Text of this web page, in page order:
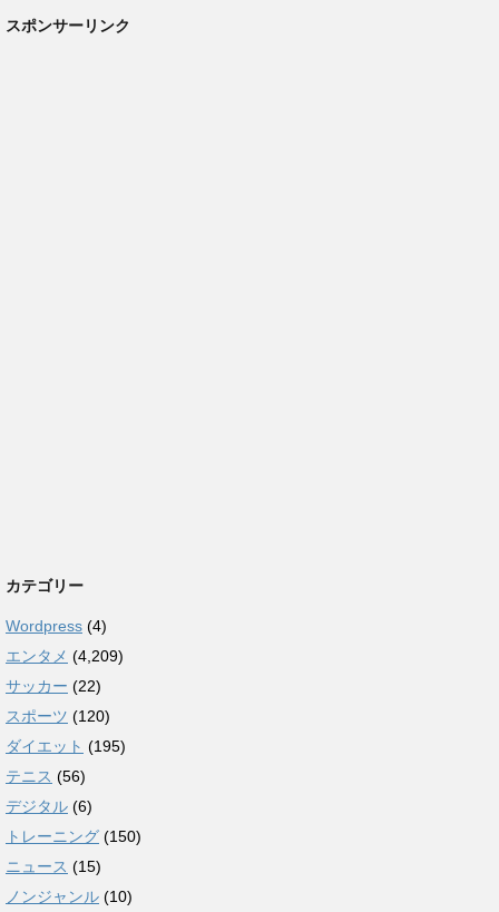
スポンサーリンク
カテゴリー
Wordpress (4)
エンタメ (4,209)
サッカー (22)
スポーツ (120)
ダイエット (195)
テニス (56)
デジタル (6)
トレーニング (150)
ニュース (15)
ノンジャンル (10)